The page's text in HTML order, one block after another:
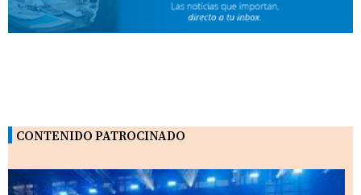
CONTENIDO PATROCINADO